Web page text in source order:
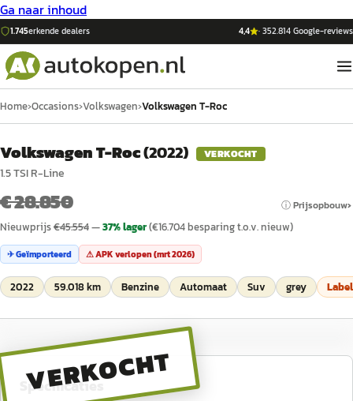
Ga naar inhoud
1.745erkende dealers 4,4 ·352.814Google-reviews
Home›Occasions›Volkswagen›Volkswagen T-Roc
Volkswagen T-Roc(2022) VERKOCHT
1.5 TSI R-Line
€ 28.850 ⓘ Prijsopbouw
Nieuwprijs€45.554—37% lager(€16.704besparing t.o.v. nieuw)
✈ Geïmporteerd ⚠ APK verlopen (mrt 2026)
2022 59.018 km Benzine Automaat Suv grey
VERKOCHT
Specificaties